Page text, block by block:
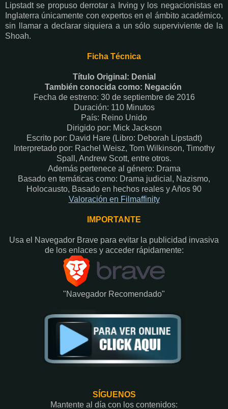
Lipstadt se propuso derrotar a Irving y los negacionistas en
Inglaterra únicamente con expertos en el ámbito académico,
sin llamar a declarar siquiera a un sólo superviviente de la
Shoah.
Ficha Técnica
Título Original: Denial
También conocida como: Negación
Fecha de estreno: 30 de septiembre de 2016
Duración: 110 Minutos
País: Reino Unido
Dirigido por: Mick Jackson
Escrito por: David Hare (Libro: Deborah Lipstadt)
Interpretado por: Rachel Weisz, Tom Wilkinson, Timothy
Spall, Andrew Scott, entre otros.
Además pertenece al género: Drama
Basado en temáticas como: Drama judicial, Nazismo,
Holocausto, Basado en hechos reales y Años 90
Valoración en Fi lmaffinity
IMPORTANTE
Usa el Navegador Brave para evitar la publicidad invasiva
de los enlaces y acceder rápidamente:​
"Navegador Recomendado"
SÍGUENOS
Mantente al día con los contenidos: